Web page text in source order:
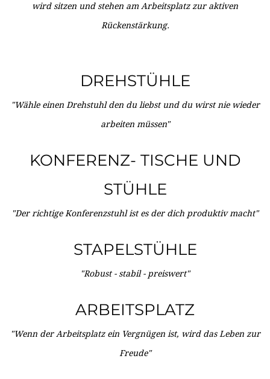
wird sitzen und stehen am Arbeitsplatz zur aktiven
Rückenstärkung.
DREHSTÜHLE
"Wähle einen Drehstuhl den du liebst und du wirst nie wieder
arbeiten müssen"
KONFERENZ- TISCHE UND
STÜHLE
"Der richtige Konferenzstuhl ist es der dich produktiv macht"
STAPELSTÜHLE
"Robust - stabil - preiswert"
ARBEITSPLATZ
"Wenn der Arbeitsplatz ein Vergnügen ist, wird das Leben zur
Freude"